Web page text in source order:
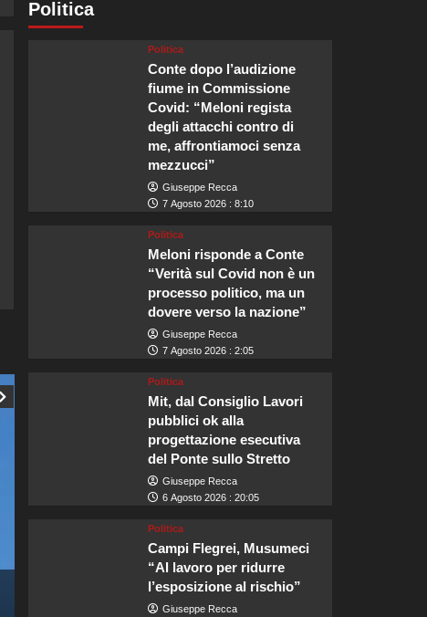
La meravigliosa città
Politica
Politica
Conte dopo l’audizione
fiume in Commissione
Covid: “Meloni regista
degli attacchi contro di
me, affrontiamoci senza
mezzucci”
Giuseppe Recca
7 Agosto 2026 : 8:10
Politica
Meloni risponde a Conte
“Verità sul Covid non è un
processo politico, ma un
dovere verso la nazione”
Giuseppe Recca
7 Agosto 2026 : 2:05
Politica
Mit, dal Consiglio Lavori
pubblici ok alla
progettazione esecutiva
del Ponte sullo Stretto
Giuseppe Recca
6 Agosto 2026 : 20:05
Politica
Campi Flegrei, Musumeci
“Al lavoro per ridurre
l’esposizione al rischio”
Giuseppe Recca